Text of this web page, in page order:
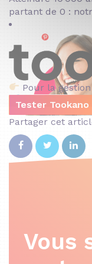
partant de 0 :
Pour la
Tester Tookano
Partager cet
Vous